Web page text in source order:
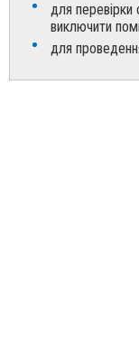
для перевірки
виключити
для